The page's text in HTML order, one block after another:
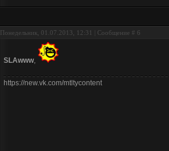
Понедельник, 01.07.2013, 12:31 | Сообщение # 6
SLAwww,
https://new.vk.com/mtltycontent